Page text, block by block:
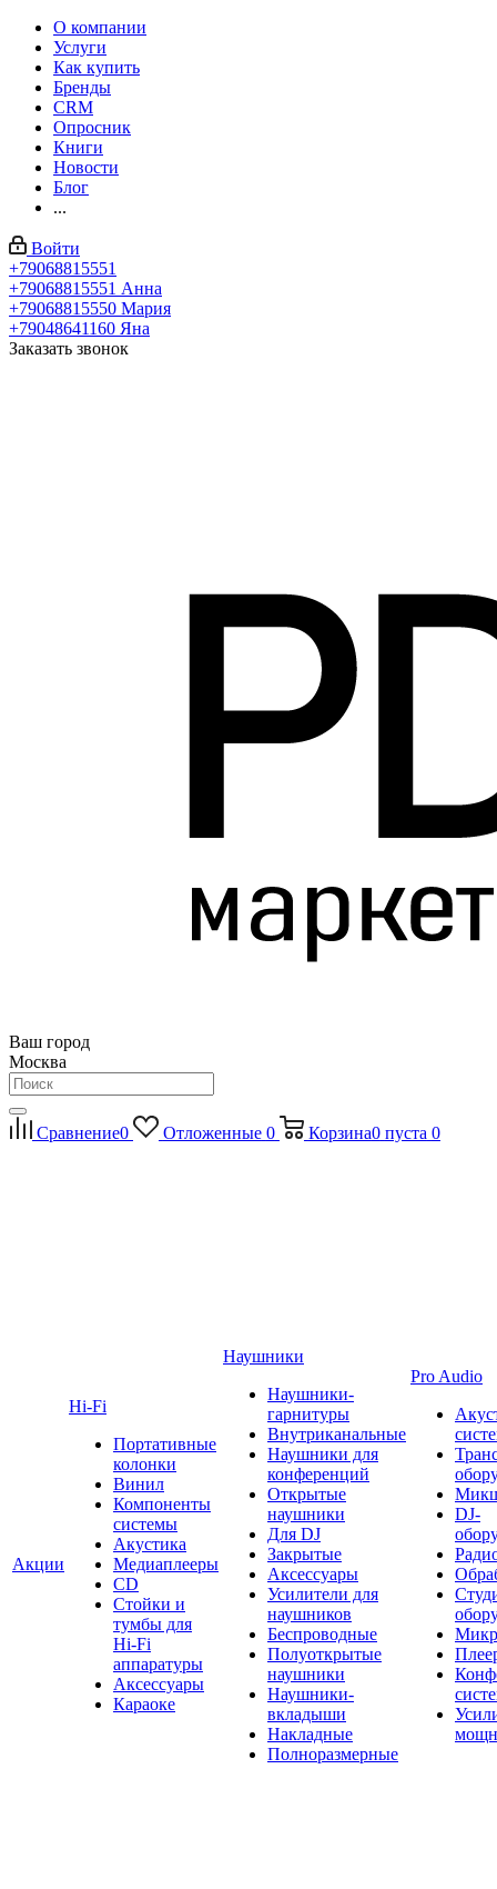
О компании
Услуги
Как купить
Бренды
CRM
Опросник
Книги
Новости
Блог
...
Войти
+79068815551
+79068815551 Анна
+79068815550 Мария
+79048641160 Яна
Заказать звонок
Ваш город
Москва
Сравнение0 Отложенные 0 Корзина0 пуста 0
Акции
Hi-Fi
Портативные
колонки
Винил
Компоненты
системы
Акустика
Медиаплееры
CD
Стойки и
тумбы для
Hi-Fi
аппаратуры
Аксессуары
Караоке
Наушники
Наушники-
гарнитуры
Внутриканальные
Наушники для
конференций
Открытые
наушники
Для DJ
Закрытые
Аксессуары
Усилители для
наушников
Беспроводные
Полуоткрытые
наушники
Наушники-
вкладыши
Накладные
Полноразмерные
Pro Audio
DJ-